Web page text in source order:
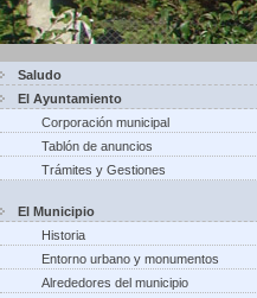
Saludo
El Ayuntamiento
Corporación municipal
Tablón de anuncios
Trámites y Gestiones
El Municipio
Historia
Entorno urbano y monumentos
Alrededores del municipio